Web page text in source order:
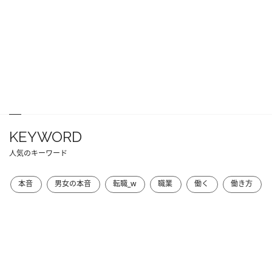
KEYWORD
人気のキーワード
本音 男女の本音 転職_w 職業 働く 働き方